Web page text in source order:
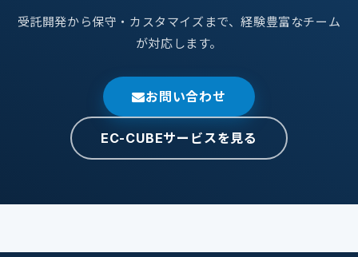
受託開発から保守・カスタマイズまで、経験豊富なチーム
が対応します。
お問い合わせ
EC-CUBEサービスを見る